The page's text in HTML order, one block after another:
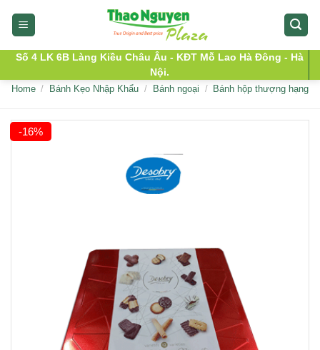
Số 4 LK 6B Làng Kiều Châu Âu - KĐT Mỗ Lao Hà Đông - Hà
Nội.
Home / Bánh Kẹo Nhập Khẩu / Bánh ngoại / Bánh hộp thượng hạng
-16%